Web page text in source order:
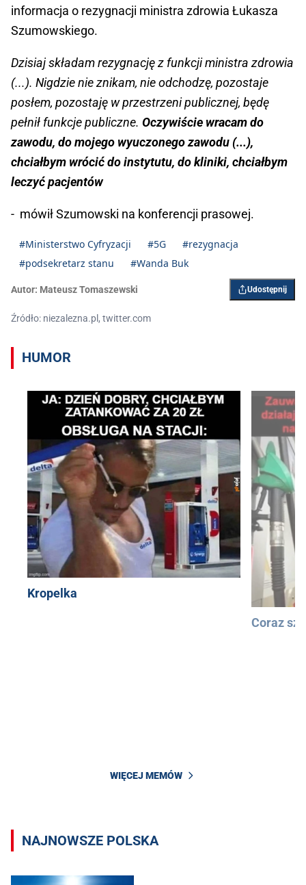
informacja o rezygnacji ministra zdrowia Łukasza
Szumowskiego.
Dzisiaj składam rezygnację z funkcji ministra zdrowia
(...). Nigdzie nie znikam, nie odchodzę, pozostaje
posłem, pozostaję w przestrzeni publicznej, będę
pełnił funkcje publiczne. Oczywiście wracam do
zawodu, do mojego wyuczonego zawodu (...),
chciałbym wrócić do instytutu, do kliniki, chciałbym
leczyć pacjentów
- mówił Szumowski na konferencji prasowej.
#Ministerstwo Cyfryzacji #5G
#rezygnacja
#podsekretarz stanu
#Wanda Buk
Autor: Mateusz Tomaszewski Udostępnij
Źródło: niezalezna.pl, twitter.com
HUMOR
Kropelka
Coraz
WIĘCEJ MEMÓW
NAJNOWSZE POLSKA